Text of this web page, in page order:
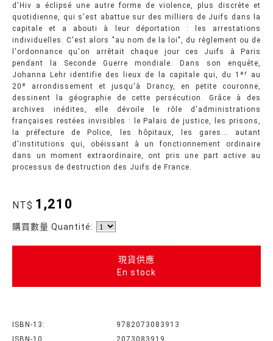
d'Hiv a éclipsé une autre forme de violence, plus discrète et
quotidienne, qui s'est abattue sur des milliers de Juifs dans la
capitale et a abouti à leur déportation : les arrestations
individuelles. C'est alors "au nom de la loi", du règlement ou de
l'ordonnance qu'on arrêtait chaque jour ces Juifs à Paris
pendant la Seconde Guerre mondiale. Dans son enquête,
Johanna Lehr identifie des lieux de la capitale qui, du 1ᵉʳ au
20ᵉ arrondissement et jusqu'à Drancy, en petite couronne,
dessinent la géographie de cette persécution. Grâce à des
archives inédites, elle dévoile le rôle d'administrations
françaises restées invisibles : le Palais de justice, les prisons,
la préfecture de Police, les hôpitaux, les gares... autant
d'institutions qui, obéissant à un fonctionnement ordinaire
dans un moment extraordinaire, ont pris une part active au
processus de destruction des Juifs de France.
NT$ 1,210
購買數量 Quantité:
現貨供應
En stock
ISBN-13:
9782073083913
ISBN-10
2073083919